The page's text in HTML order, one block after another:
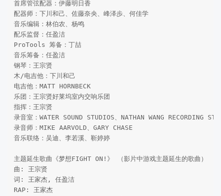
首席管弦配器：伊藤明日香
配器师：下川和己、佐藤奈央、峰泽歩、何佳学
音乐编辑：林伯农、杨鸣
配乐监督：任盈洁
ProTools 筹备：丁喆
音乐筹备：任盈洁
钢琴：王宗贤
木/电吉他：下川和己
电吉他：MATT HORNBECK
乐团：王宗贤好莱坞室内交响乐团
指挥：王宗贤
录音室：WATER SOUND STUDIOS、NATHAN WANG RECORDING
录音师：MIKE AARVOLD、GARY CHASE
音乐联络：吴迪、李若溪、靳婷婷
主题延生歌曲《梦想FIGHT ON!》 （影片中游戏主题延生的歌曲）
曲: 王宗贤
词: 王家杰, 任盈洁
RAP: 王家杰